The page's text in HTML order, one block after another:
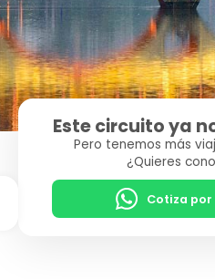
Este circuito ya
Pero tenemos más
¿Quieres
Cotiza por